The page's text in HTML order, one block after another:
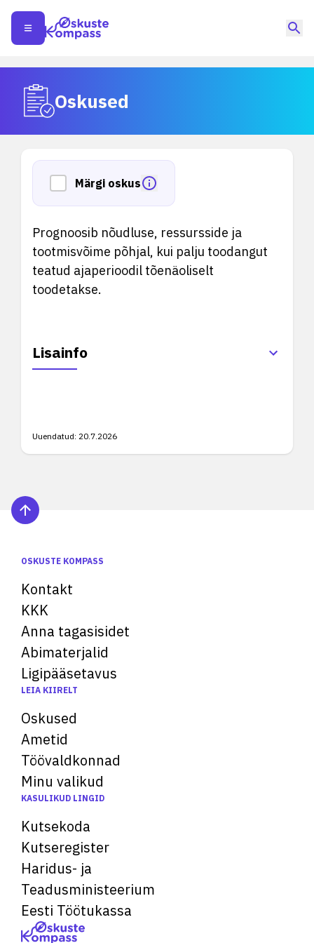
Oskused
Märgi oskus
Prognoosib nõudluse, ressursside ja
tootmisvõime põhjal, kui palju toodangut
teatud ajaperioodil tõenäoliselt
toodetakse.
Lisainfo
Uuendatud: 20.7.2026
OSKUSTE KOMPASS
Kontakt
KKK
Anna tagasisidet
Abimaterjalid
Ligipääsetavus
LEIA KIIRELT
Oskused
Ametid
Töövaldkonnad
Minu valikud
KASULIKUD LINGID
Kutsekoda
Kutseregister
Haridus- ja
Teadusministeerium
Eesti Töötukassa